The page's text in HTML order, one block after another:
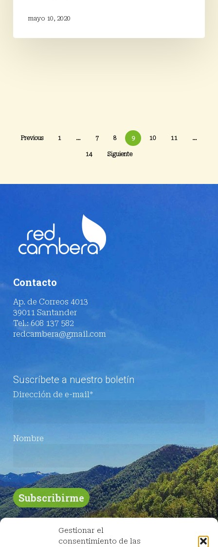
Gestionar el
consentimiento de las
mayo 10, 2020
Previous 1 … 7 8 9 10 11 …
14 Siguiente
Contacto
Ap. de Correos 4013
39011 Santander
Tel.: 608 137 582
redcambera@gmail.com
Suscríbete a nuestro boletín
Dirección de e-mail*
Nombre